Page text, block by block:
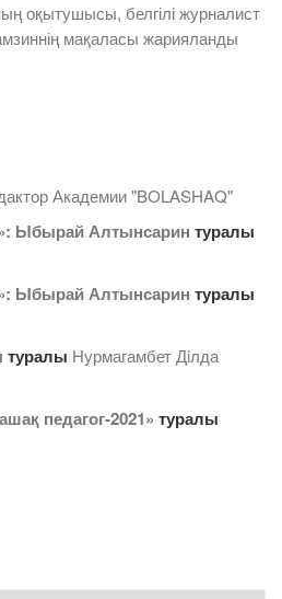
оқытушысы, белгілі журналист
мақаласы жарияланды
Академии "BOLASHAQ"
Ыбырай Алтынсарин туралы
Ыбырай Алтынсарин туралы
туралы Нурмагамбет Дiлда
педагог-2021» туралы